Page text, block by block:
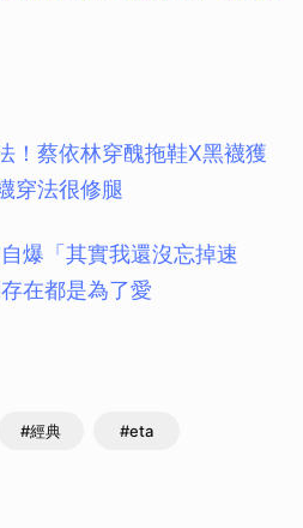
！蔡依林穿醜拖鞋X黑襪獲
穿法很修腿
爆「其實我還沒忘掉速
在都是為了愛
#經典 #eta